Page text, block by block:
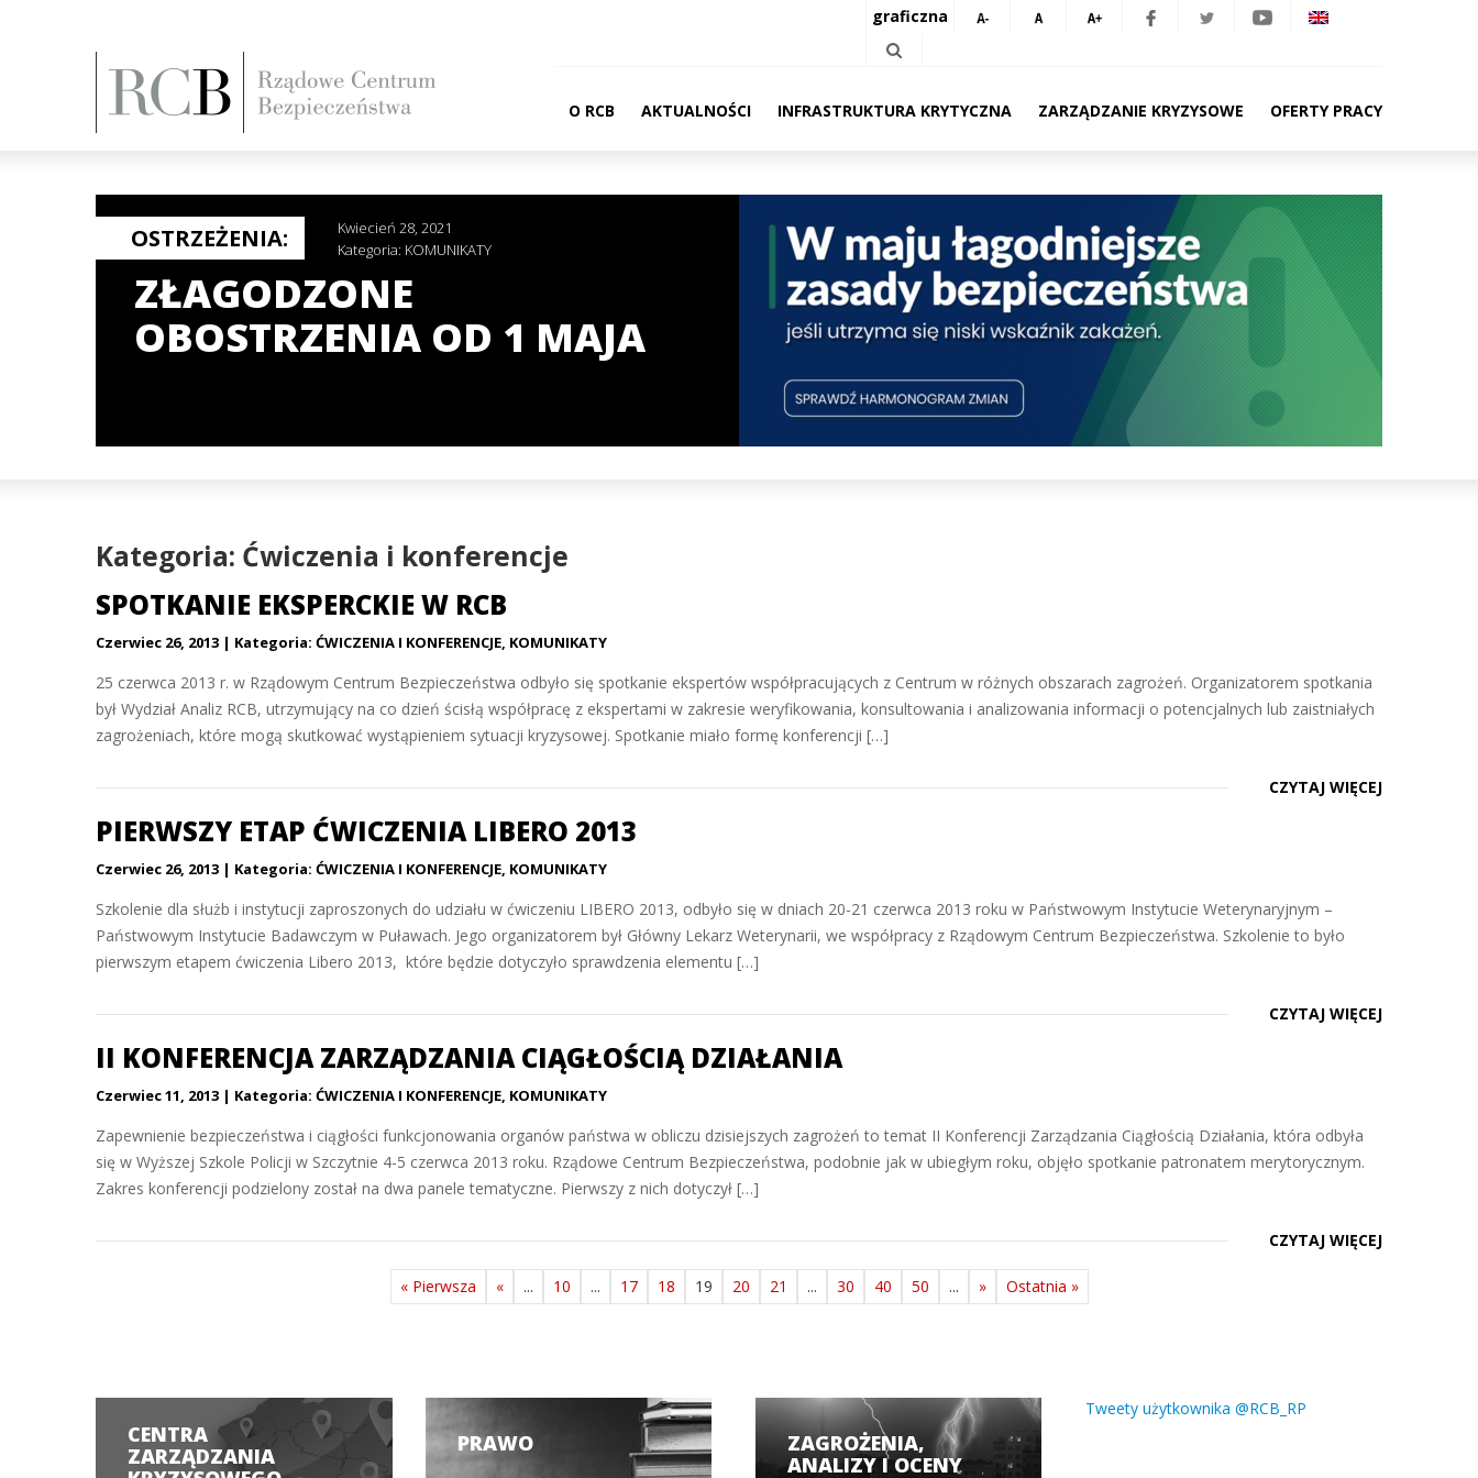
graficzna
O RCB AKTUALNOŚCI INFRASTRUKTURA KRYTYCZNA ZARZĄDZANIE KRYZYSOWE OFERTY PRACY
OSTRZEŻENIA:
Kwiecień 28, 2021
Kategoria: KOMUNIKATY
ZŁAGODZONE
OBOSTRZENIA OD 1 MAJA
Kategoria: Ćwiczenia i konferencje
SPOTKANIE EKSPERCKIE W RCB
Czerwiec 26, 2013 Kategoria: ĆWICZENIA I KONFERENCJE, KOMUNIKATY
25 czerwca 2013 r. w Rządowym Centrum Bezpieczeństwa odbyło się spotkanie ekspertów współpracujących z Centrum w różnych obszarach zagrożeń. Organizatorem spotkania
był Wydział Analiz RCB, utrzymujący na co dzień ścisłą współpracę z ekspertami w zakresie weryfikowania, konsultowania i analizowania informacji o potencjalnych lub zaistniałych
zagrożeniach, które mogą skutkować wystąpieniem sytuacji kryzysowej. Spotkanie miało formę konferencji […]
CZYTAJ WIĘCEJ
PIERWSZY ETAP ĆWICZENIA LIBERO 2013
Czerwiec 26, 2013 Kategoria: ĆWICZENIA I KONFERENCJE, KOMUNIKATY
Szkolenie dla służb i instytucji zaproszonych do udziału w ćwiczeniu LIBERO 2013, odbyło się w dniach 20-21 czerwca 2013 roku w Państwowym Instytucie Weterynaryjnym –
Państwowym Instytucie Badawczym w Puławach. Jego organizatorem był Główny Lekarz Weterynarii, we współpracy z Rządowym Centrum Bezpieczeństwa. Szkolenie to było
pierwszym etapem ćwiczenia Libero 2013, które będzie dotyczyło sprawdzenia elementu […]
CZYTAJ WIĘCEJ
II KONFERENCJA ZARZĄDZANIA CIĄGŁOŚCIĄ DZIAŁANIA
Czerwiec 11, 2013 Kategoria: ĆWICZENIA I KONFERENCJE, KOMUNIKATY
Zapewnienie bezpieczeństwa i ciągłości funkcjonowania organów państwa w obliczu dzisiejszych zagrożeń to temat II Konferencji Zarządzania Ciągłością Działania, która odbyła
się w Wyższej Szkole Policji w Szczytnie 4-5 czerwca 2013 roku. Rządowe Centrum Bezpieczeństwa, podobnie jak w ubiegłym roku, objęło spotkanie patronatem merytorycznym.
Zakres konferencji podzielony został na dwa panele tematyczne. Pierwszy z nich dotyczył […]
CZYTAJ WIĘCEJ
« Pierwsza « ... 10 ... 17 18 19 20 21 ... 30 40 50 ... » Ostatnia »
CENTRA
ZARZĄDZANIA
PRAWO
ZAGROŻENIA,
ANALIZY I OCENY
Tweety użytkownika @RCB_RP